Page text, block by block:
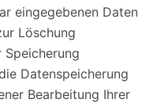
eingegebenen Daten
Löschung
Datenspeicherung
Bearbeitung Ihrer